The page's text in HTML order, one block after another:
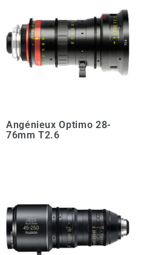
Angénieux Optimo 28-
76mm T2.6